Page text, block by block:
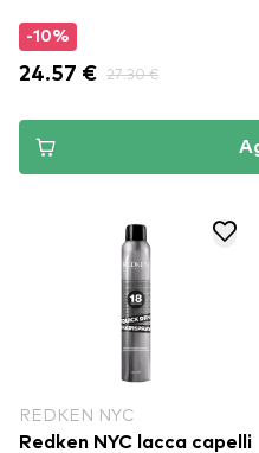
-10%
24.57 € 27.30 €
REDKEN NYC
Redken NYC lacca capelli